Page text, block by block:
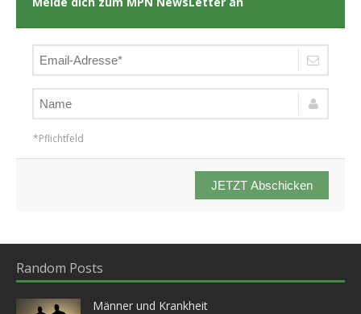
*Pflichtfeld
JETZT Abschicken
Random Posts
Männer und Krankheit